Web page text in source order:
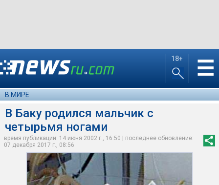
18+ ☰
В МИРЕ
В Баку родился мальчик с
четырьмя ногами
время публикации: 14 июня 2002 г., 16:50 | последнее обновление:
07 декабря 2017 г., 08:56